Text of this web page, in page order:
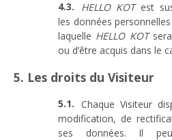
HELLO KOTest
les données
laquelle HELLO KOT
ou d’être acquis dans le
5. Les droits du Visiteur
Chaque Visiteur
modification, de
ses données. Il